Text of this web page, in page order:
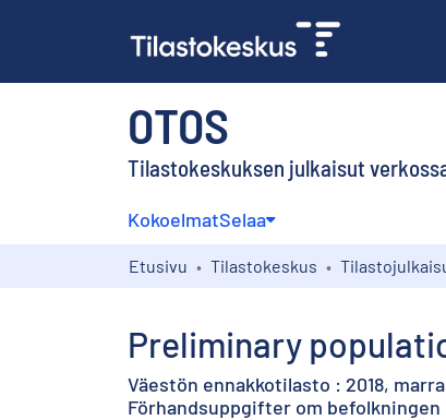
OTOS
Tilastokeskuksen julkaisut
KokoelmatSelaa
Etusivu Tilastokeskus
Preliminary
Väestön ennakkotilasto : 2018,
Förhandsuppgifter om befolkningen